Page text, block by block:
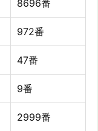
8696番
972番
47番
9番
2999番